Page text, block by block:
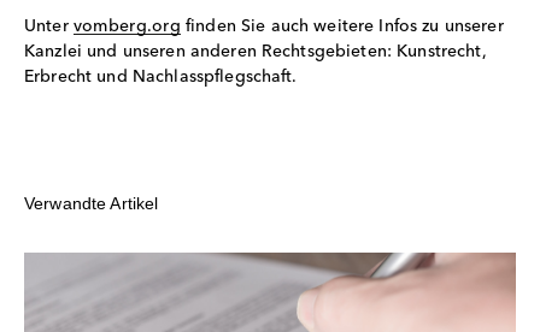
Unter vomberg.org finden Sie auch weitere Infos zu unserer
Kanzlei und unseren anderen Rechtsgebieten: Kunstrecht,
Erbrecht und Nachlasspflegschaft.
Verwandte Artikel